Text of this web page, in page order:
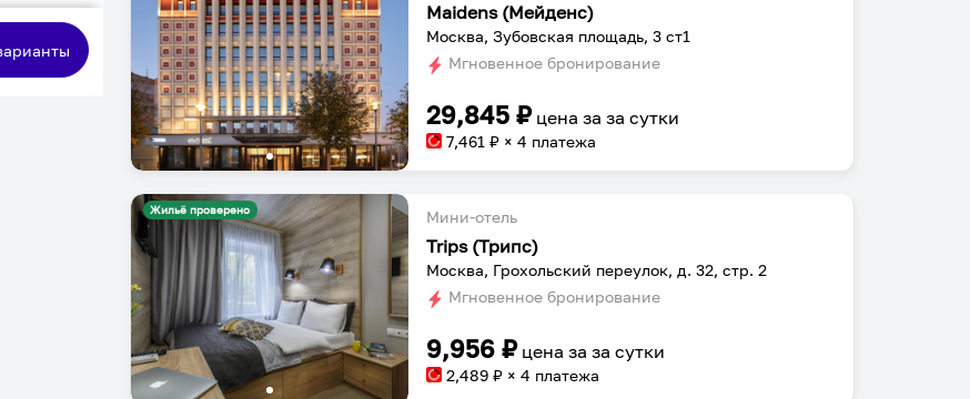
Maidens (Мейденс)
Москва, Зубовская площадь, 3 ст1
Мгновенное бронирование
29,845 ₽ цена заза сутки
7,461 ₽ × 4 платежа
Жильё проверено Мини-отель
Trips (Трипс)
Москва, Грохольский переулок, д. 32, стр. 2
Мгновенное бронирование
9,956 ₽ цена заза сутки
2,489 ₽ × 4 платежа